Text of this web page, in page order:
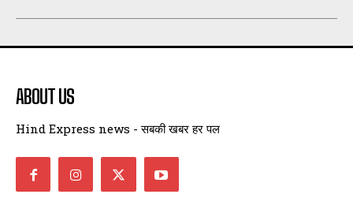
ABOUT US
Hind Express news - सबकी खबर हर पल